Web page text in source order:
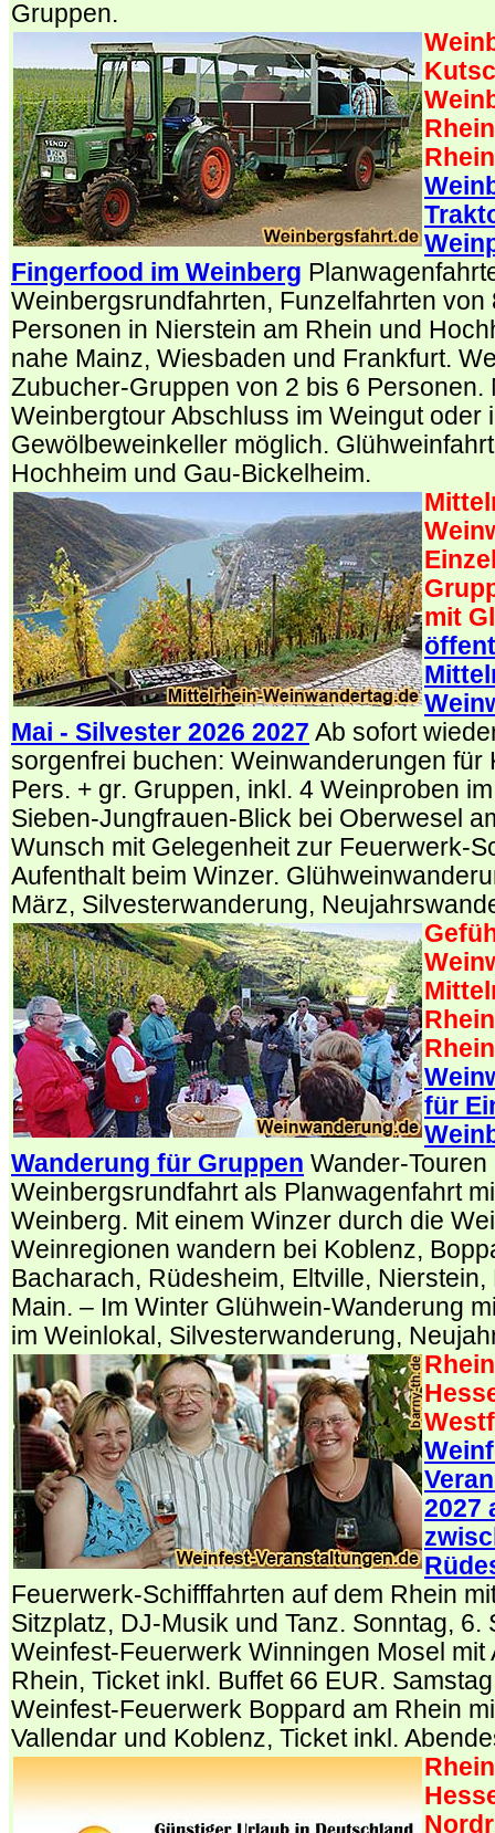
Gruppen.
Fingerfood im Weinberg
Weinbergsrundfahrten, Funzelfahrten von
Personen in Nierstein am Rhein und
nahe Mainz, Wiesbaden und Frankfurt.
Zubucher-Gruppen von 2 bis 6 Personen.
Weinbergtour Abschluss im Weingut oder
Gewölbeweinkeller möglich.
Hochheim und Gau-Bickelheim.
mit
Mai - Silvester 2026 2027 Ab sofort
sorgenfrei buchen: Weinwanderungen für
Pers. + gr. Gruppen, inkl. 4 Weinproben
Sieben-Jungfrauen-Blick bei Oberwesel
Wunsch mit Gelegenheit zur Feuerwerk-
Aufenthalt beim Winzer.
März, Silvesterwanderung,
für
Wanderung für Gruppen Wander-Touren
Weinbergsrundfahrt als Planwagenfahrt
Weinberg. Mit einem Winzer durch die
Weinregionen wandern bei Koblenz,
Bacharach, Rüdesheim, Eltville,
Main. – Im Winter Glühwein-Wanderung
im Weinlokal, Silvesterwanderung,
2027
Feuerwerk-Schifffahrten auf dem Rhein
Sitzplatz, DJ-Musik und Tanz. Sonntag, 6.
Weinfest-Feuerwerk Winningen Mosel mit
Rhein, Ticket inkl. Buffet 66 EUR.
Weinfest-Feuerwerk Boppard am Rhein
Vallendar und Koblenz, Ticket inkl.